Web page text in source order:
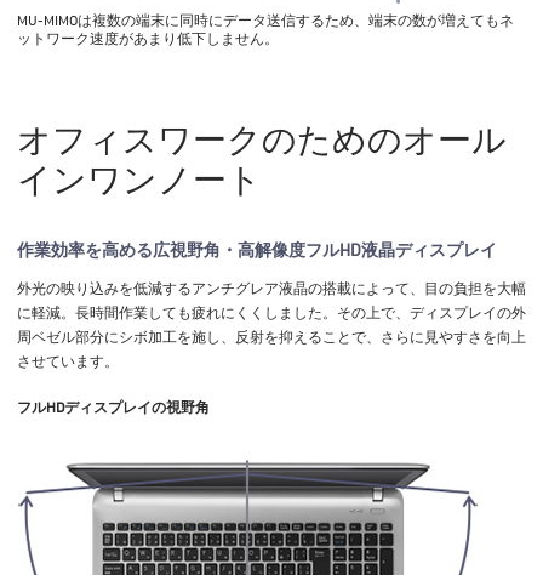
MU-MIMOは複数の端末に同時にデータ送信するため、端末の数が増えてもネ
ットワーク速度があまり低下しません。
オフィスワークのためのオール
インワンノート
作業効率を高める広視野角・高解像度フルHD液晶ディスプレイ
外光の映り込みを低減するアンチグレア液晶の搭載によって、目の負担を大幅
に軽減。長時間作業しても疲れにくくしました。その上で、ディスプレイの外
周ベゼル部分にシボ加工を施し、反射を抑えることで、さらに見やすさを向上
させています。
フルHDディスプレイの視野角